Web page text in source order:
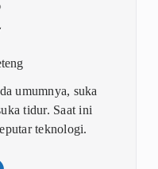
umumnya, suka
tidur. Saat ini
teknologi.